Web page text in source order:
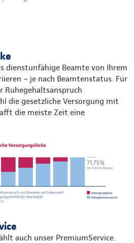
dienstunfähige Beamte von Ihrem
– je nach Beamtenstatus. Für
Ruhegehaltsanspruch
die gesetzliche Versorgung mit
die meiste Zeit eine
auch unser PremiumService.